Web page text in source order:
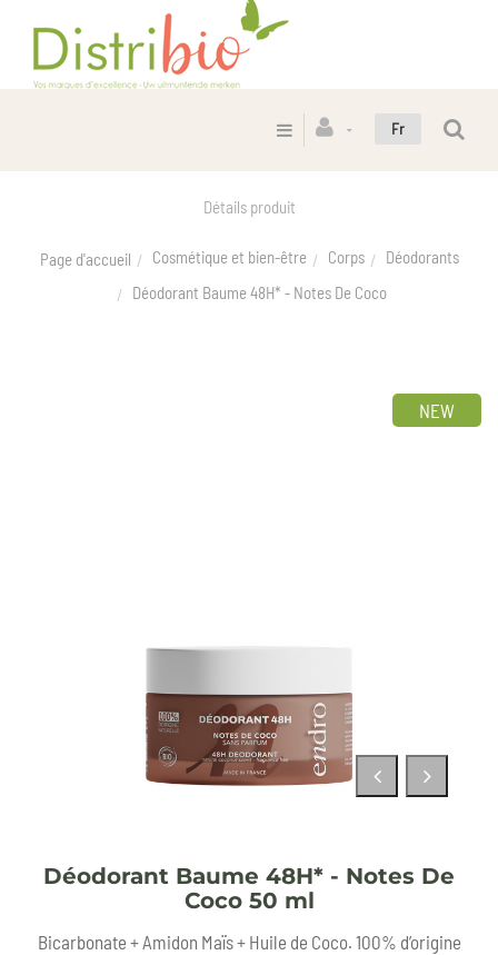
Fr
Détails produit
Page d'accueil Cosmétique et bien-être Corps
Déodorants
Déodorant Baume 48H* - Notes De Coco
NEW
Déodorant Baume 48H* - Notes De
Coco 50 ml
Bicarbonate + Amidon Maïs + Huile de Coco. 100% d’origine